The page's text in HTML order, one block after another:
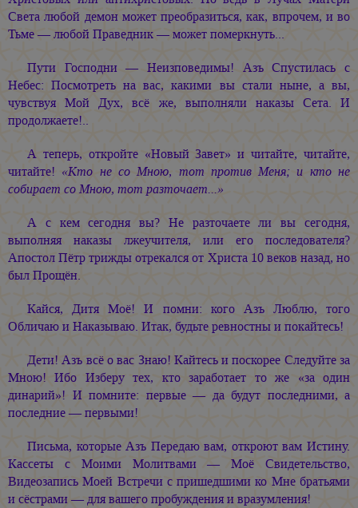
Света любой демон может преобразиться, как, впрочем, и во
Тьме — любой Праведник — может померкнуть...
Пути Господни — Неизповедимы! Азъ Спустилась с
Небес: Посмотреть на вас, какими вы стали ныне, а вы,
чувствуя Мой Дух, всё же, выполняли наказы Сета. И
продолжаете!..
А теперь, откройте «Новый Завет» и читайте, читайте,
читайте! «Кто не со Мною, тот против Меня; и кто не
собирает со Мною, тот разточает...»
А с кем сегодня вы? Не разточаете ли вы сегодня,
выполняя наказы лжеучителя, или его последователя?
Апостол Пётр трижды отрекался от Христа 10 веков назад, но
был Прощён.
Кайся, Дитя Моё! И помни: кого Азъ Люблю, того
Обличаю и Наказываю. Итак, будьте ревностны и покайтесь!
Дети! Азъ всё о вас Знаю! Кайтесь и поскорее Следуйте за
Мною! Ибо Изберу тех, кто заработает то же «за один
динарий»! И помните: первые — да будут последними, а
последние — первыми!
Письма, которые Азъ Передаю вам, откроют вам Истину.
Кассеты с Моими Молитвами — Моё Свидетельство,
Видеозапись Моей Встречи с пришедшими ко Мне братьями
и сёстрами — для вашего пробуждения и вразумления!